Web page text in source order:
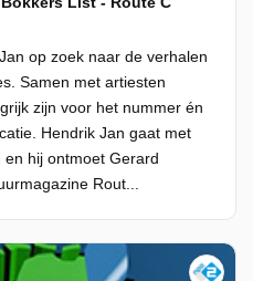
op zoek naar de verhalen
Samen met artiesten
zijn voor het nummer én
Hendrik Jan gaat met
en hij ontmoet Gerard
Rout...